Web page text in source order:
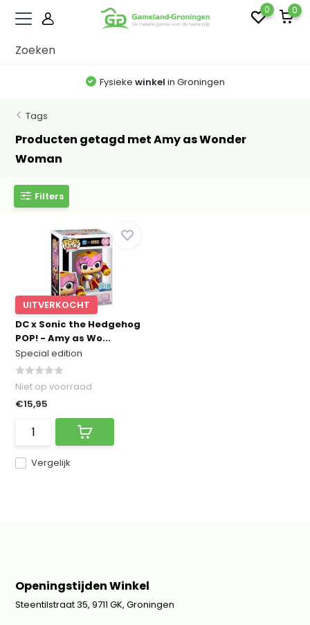
0 0
Fysieke winkel in Groningen
Tags
Producten getagd met Amy as Wonder
Woman
Filters
UITVERKOCHT
DC x Sonic the Hedgehog
POP! - Amy as Wo...
Special edition
Vergelijk
Niet op voorraad
€15,95
Openingstijden Winkel
Steentilstraat 35, 9711 GK, Groningen